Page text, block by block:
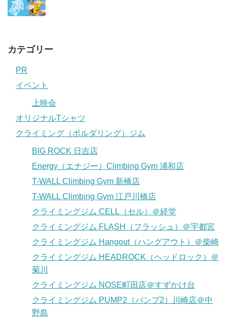
カテゴリー
PR
イベント
上映会
オリジナルTシャツ
クライミング（ボルダリング）ジム
BIG ROCK 日吉店
Energy（エナジー）Climbing Gym 浦和店
T-WALL Climbing Gym 新橋店
T-WALL Climbing Gym 江戸川橋店
クライミングジム CELL（セル）＠経堂
クライミングジム FLASH（フラッシュ）＠宇都宮
クライミングジム Hangout（ハングアウト）＠柴崎
クライミングジム HEADROCK（ヘッドロック）＠
菊川
クライミングジム NOSE町田店＠すずかけ台
クライミングジム PUMP2（パンプ2）川崎店＠中
野島